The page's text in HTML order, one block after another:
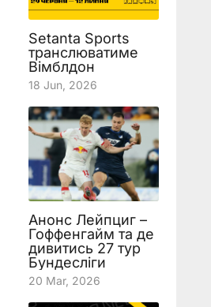
Setanta Sports
транслюватиме
Вімблдон
18 Jun, 2026
Анонс Лейпциг –
Гоффенгайм та де
дивитись 27 тур
Бундесліги
20 Mar, 2026